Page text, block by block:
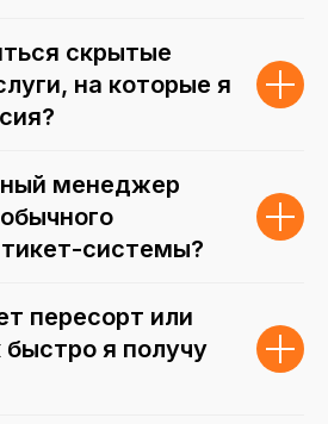
скрытые
на которые я
менеджер
системы?
пересорт или
быстро я получу